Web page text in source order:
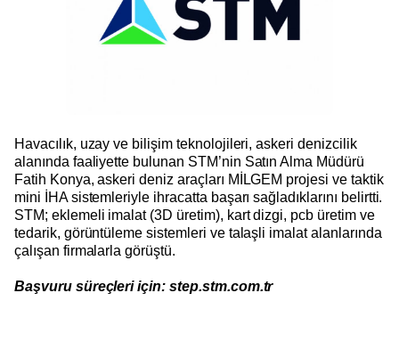
Havacılık, uzay ve bilişim teknolojileri, askeri denizcilik
alanında faaliyette bulunan STM’nin Satın Alma Müdürü
Fatih Konya, askeri deniz araçları MİLGEM projesi ve taktik
mini İHA sistemleriyle ihracatta başarı sağladıklarını belirtti.
STM; eklemeli imalat (3D üretim), kart dizgi, pcb üretim ve
tedarik, görüntüleme sistemleri ve talaşli imalat alanlarında
çalışan firmalarla görüştü.
Başvuru süreçleri için: step.stm.com.tr